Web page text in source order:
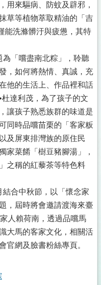
用來驅病、防蚊及辟邪，
草等植物萃取精油的「吉
能洗滌髒汙與疲憊，其特
「嚐盡南北粽」，聆聽
，如何將熱情、真誠，充
他的生活上、作品裡和話
達利茂，為了孩子的文
讓孩子熟悉族群的味道是
同時品嚐苗栗的「客家粄
及屏東排灣族的原住民
家菜餚「樹豆豬腳湯」，
之稱的紅藜茶等特色料
合中秋節，以「懷念家
，屆時將會邀請渡海來臺
人賴荷南，透過品嚐馬
大馬的客家文化，相關活
官網及臉書粉絲專頁。